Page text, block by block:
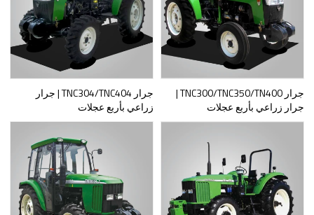
جرار TNC300/TNC350/TN400 |
جرار زراعي بأربع عجلات
جرار TNC304/TNC404 | جرار
زراعي بأربع عجلات